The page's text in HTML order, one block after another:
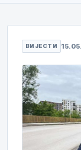
ВИЈЕСТИ